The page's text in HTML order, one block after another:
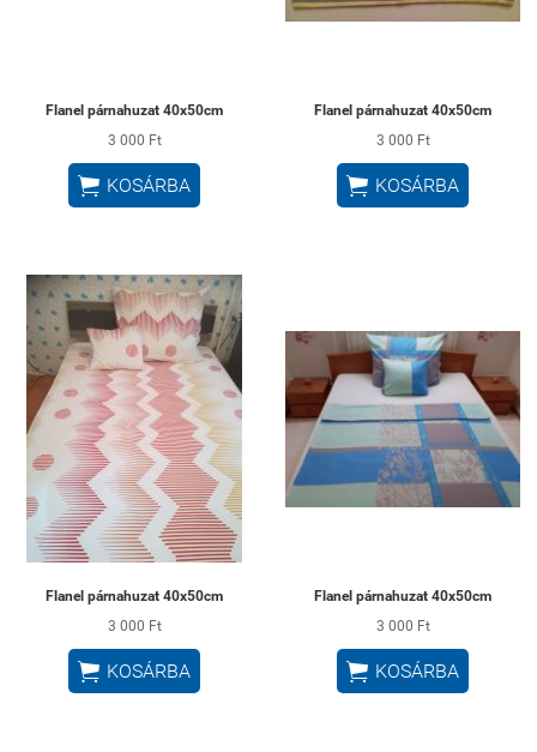
Flanel párnahuzat 40x50cm
3 000 Ft
 KOSÁRBA
Flanel párnahuzat 40x50cm
3 000 Ft
 KOSÁRBA
Flanel párnahuzat 40x50cm
3 000 Ft
 KOSÁRBA
Flanel párnahuzat 40x50cm
3 000 Ft
 KOSÁRBA